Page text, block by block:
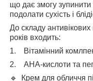
що дає змогу
подолати сухість і
До складу
років входить:
1. Вітамінний
2. АНА-кислоти та
🔹
Крем для обличчя